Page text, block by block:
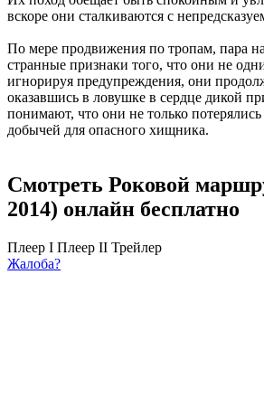
вскоре они сталкиваются с
По мере продвижения по тропам, пара
странные признаки того, что они не
игнорируя предупреждения, они
оказавшись в ловушке в сердце дикой
понимают, что они не только потерялись
добычей для опасного хищника.
Смотреть Роковой
2014) онлайн бесплатно
Плеер I Плеер II Трейлер
Жалоба?